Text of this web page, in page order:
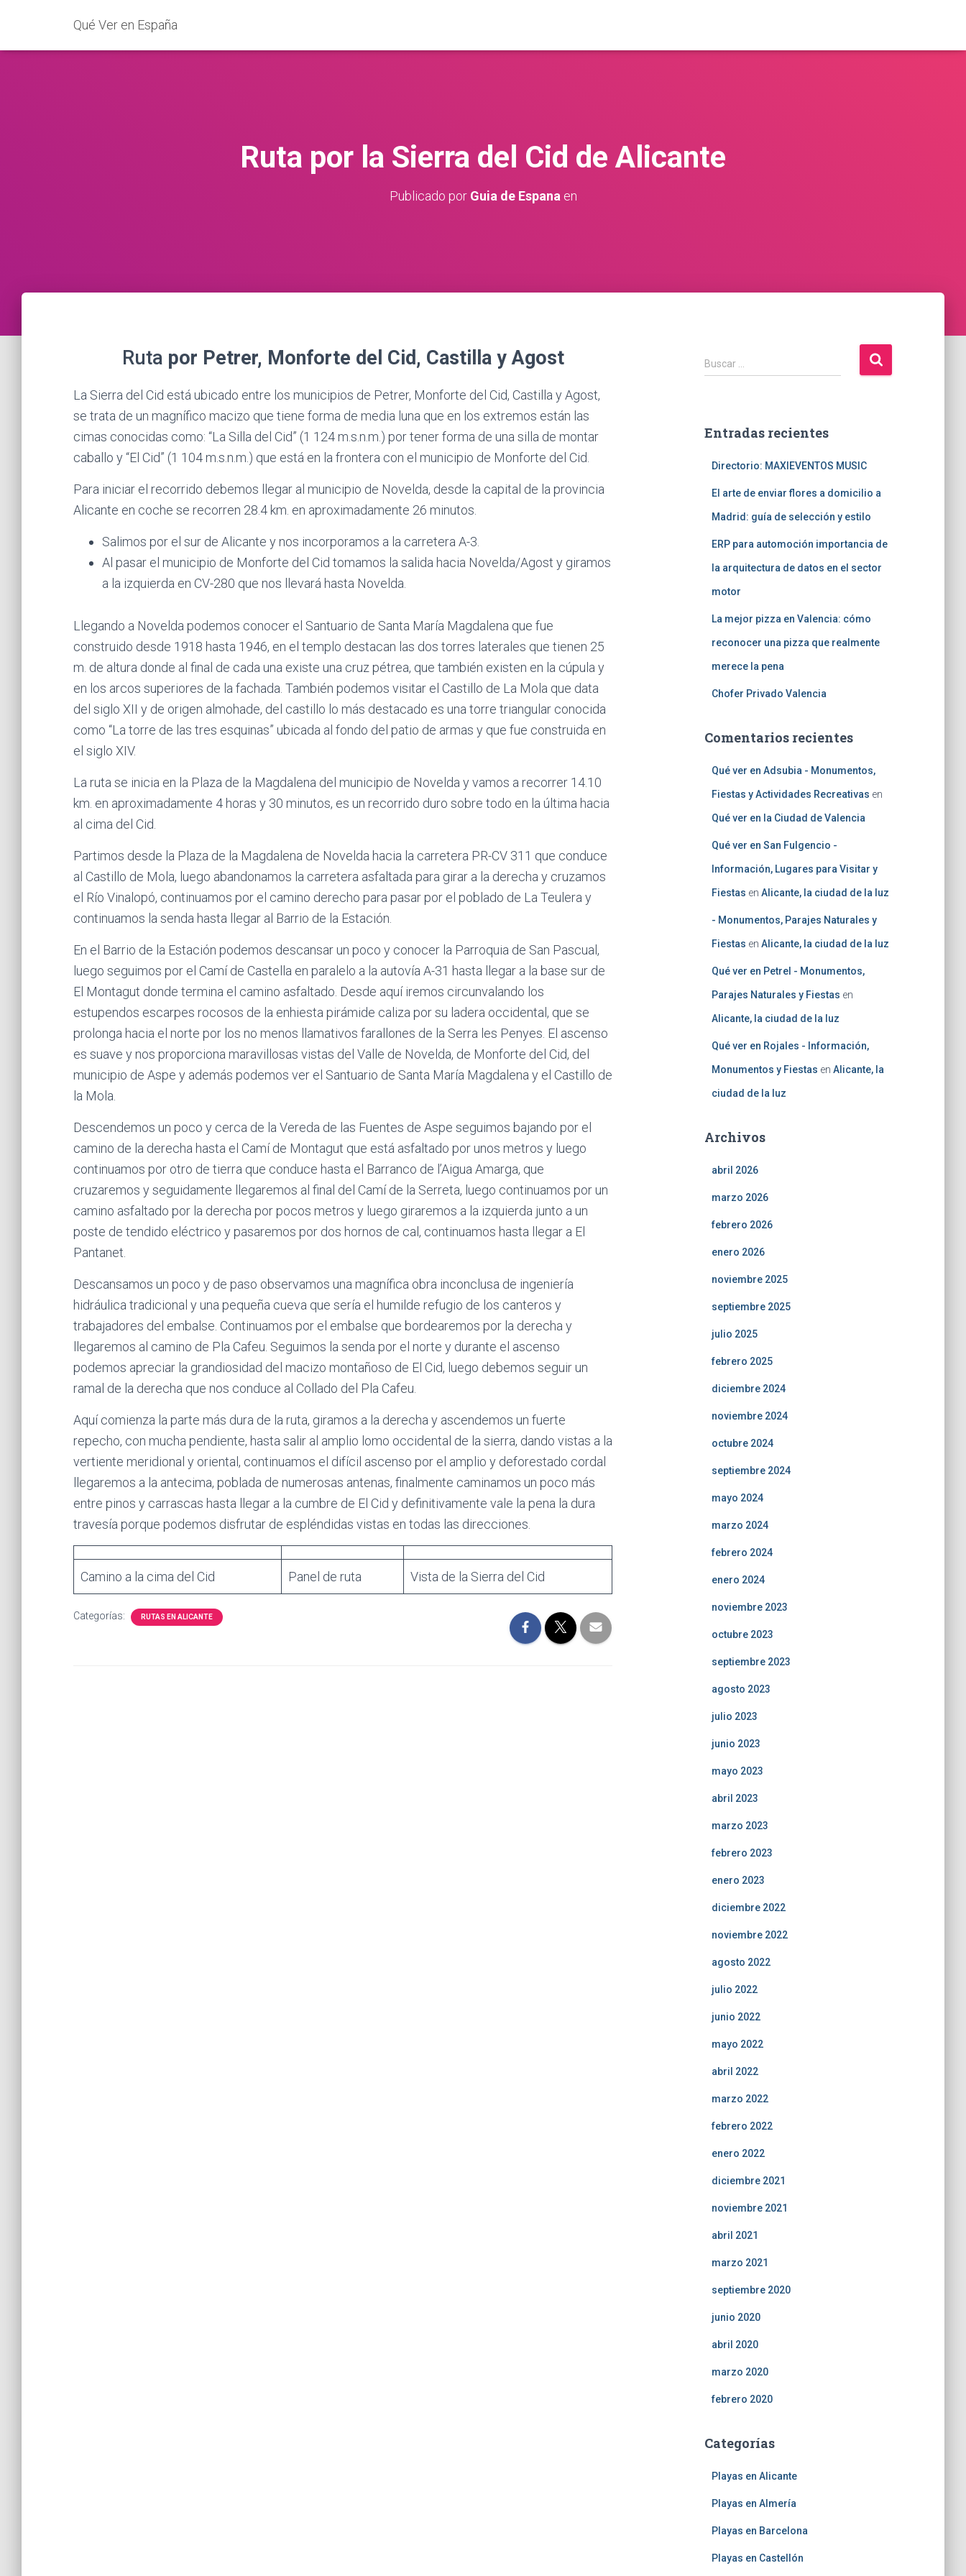
Qué Ver en España
Ruta por la Sierra del Cid de Alicante
Publicado por Guia de Espana en
Ruta por Petrer, Monforte del Cid, Castilla y Agost
La Sierra del Cid está ubicado entre los municipios de Petrer, Monforte del Cid, Castilla y Agost,
se trata de un magnífico macizo que tiene forma de media luna que en los extremos están las
cimas conocidas como: “La Silla del Cid” (1 124 m.s.n.m.) por tener forma de una silla de montar
caballo y “El Cid” (1 104 m.s.n.m.) que está en la frontera con el municipio de Monforte del Cid.
Para iniciar el recorrido debemos llegar al municipio de Novelda, desde la capital de la provincia
Alicante en coche se recorren 28.4 km. en aproximadamente 26 minutos.
Salimos por el sur de Alicante y nos incorporamos a la carretera A-3.
Al pasar el municipio de Monforte del Cid tomamos la salida hacia Novelda/Agost y giramos
a la izquierda en CV-280 que nos llevará hasta Novelda.
Llegando a Novelda podemos conocer el Santuario de Santa María Magdalena que fue
construido desde 1918 hasta 1946, en el templo destacan las dos torres laterales que tienen 25
m. de altura donde al final de cada una existe una cruz pétrea, que también existen en la cúpula y
en los arcos superiores de la fachada. También podemos visitar el Castillo de La Mola que data
del siglo XII y de origen almohade, del castillo lo más destacado es una torre triangular conocida
como “La torre de las tres esquinas” ubicada al fondo del patio de armas y que fue construida en
el siglo XIV.
La ruta se inicia en la Plaza de la Magdalena del municipio de Novelda y vamos a recorrer 14.10
km. en aproximadamente 4 horas y 30 minutos, es un recorrido duro sobre todo en la última hacia
al cima del Cid.
Partimos desde la Plaza de la Magdalena de Novelda hacia la carretera PR-CV 311 que conduce
al Castillo de Mola, luego abandonamos la carretera asfaltada para girar a la derecha y cruzamos
el Río Vinalopó, continuamos por el camino derecho para pasar por el poblado de La Teulera y
continuamos la senda hasta llegar al Barrio de la Estación.
En el Barrio de la Estación podemos descansar un poco y conocer la Parroquia de San Pascual,
luego seguimos por el Camí de Castella en paralelo a la autovía A-31 hasta llegar a la base sur de
El Montagut donde termina el camino asfaltado. Desde aquí iremos circunvalando los
estupendos escarpes rocosos de la enhiesta pirámide caliza por su ladera occidental, que se
prolonga hacia el norte por los no menos llamativos farallones de la Serra les Penyes. El ascenso
es suave y nos proporciona maravillosas vistas del Valle de Novelda, de Monforte del Cid, del
municipio de Aspe y además podemos ver el Santuario de Santa María Magdalena y el Castillo de
la Mola.
Descendemos un poco y cerca de la Vereda de las Fuentes de Aspe seguimos bajando por el
camino de la derecha hasta el Camí de Montagut que está asfaltado por unos metros y luego
continuamos por otro de tierra que conduce hasta el Barranco de l’Aigua Amarga, que
cruzaremos y seguidamente llegaremos al final del Camí de la Serreta, luego continuamos por un
camino asfaltado por la derecha por pocos metros y luego giraremos a la izquierda junto a un
poste de tendido eléctrico y pasaremos por dos hornos de cal, continuamos hasta llegar a El
Pantanet.
Descansamos un poco y de paso observamos una magnífica obra inconclusa de ingeniería
hidráulica tradicional y una pequeña cueva que sería el humilde refugio de los canteros y
trabajadores del embalse. Continuamos por el embalse que bordearemos por la derecha y
llegaremos al camino de Pla Cafeu. Seguimos la senda por el norte y durante el ascenso
podemos apreciar la grandiosidad del macizo montañoso de El Cid, luego debemos seguir un
ramal de la derecha que nos conduce al Collado del Pla Cafeu.
Aquí comienza la parte más dura de la ruta, giramos a la derecha y ascendemos un fuerte
repecho, con mucha pendiente, hasta salir al amplio lomo occidental de la sierra, dando vistas a la
vertiente meridional y oriental, continuamos el difícil ascenso por el amplio y deforestado cordal
llegaremos a la antecima, poblada de numerosas antenas, finalmente caminamos un poco más
entre pinos y carrascas hasta llegar a la cumbre de El Cid y definitivamente vale la pena la dura
travesía porque podemos disfrutar de espléndidas vistas en todas las direcciones.
Camino a la cima del Cid Panel de ruta Vista de la Sierra del Cid
Categorías: RUTAS EN ALICANTE
B
u
r
Buscar …
Entradas recientes
Directorio: MAXIEVENTOS MUSIC
El arte de enviar flores a domicilio a
Madrid: guía de selección y estilo
ERP para automoción importancia de
la arquitectura de datos en el sector
motor
La mejor pizza en Valencia: cómo
reconocer una pizza que realmente
merece la pena
Chofer Privado Valencia
Comentarios recientes
Qué ver en Adsubia - Monumentos,
Fiestas y Actividades Recreativas en
Qué ver en la Ciudad de Valencia
Qué ver en San Fulgencio -
Información, Lugares para Visitar y
Fiestas en Alicante, la ciudad de la luz
- Monumentos, Parajes Naturales y
Fiestas en Alicante, la ciudad de la luz
Qué ver en Petrel - Monumentos,
Parajes Naturales y Fiestas en
Alicante, la ciudad de la luz
Qué ver en Rojales - Información,
Monumentos y Fiestas en Alicante, la
ciudad de la luz
Archivos
abril 2026
marzo 2026
febrero 2026
enero 2026
noviembre 2025
septiembre 2025
julio 2025
febrero 2025
diciembre 2024
noviembre 2024
octubre 2024
septiembre 2024
mayo 2024
marzo 2024
febrero 2024
enero 2024
noviembre 2023
octubre 2023
septiembre 2023
agosto 2023
julio 2023
junio 2023
mayo 2023
abril 2023
marzo 2023
febrero 2023
enero 2023
diciembre 2022
noviembre 2022
agosto 2022
julio 2022
junio 2022
mayo 2022
abril 2022
marzo 2022
febrero 2022
enero 2022
diciembre 2021
noviembre 2021
abril 2021
marzo 2021
septiembre 2020
junio 2020
abril 2020
marzo 2020
febrero 2020
Categorías
Playas en Alicante
Playas en Almería
Playas en Barcelona
Playas en Castellón